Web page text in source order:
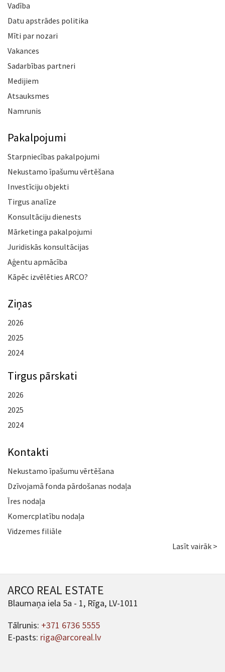
Vadība
Datu apstrādes politika
Mīti par nozari
Vakances
Sadarbības partneri
Medijiem
Atsauksmes
Namrunis
Pakalpojumi
Starpniecības pakalpojumi
Nekustamo īpašumu vērtēšana
Investīciju objekti
Tirgus analīze
Konsultāciju dienests
Mārketinga pakalpojumi
Juridiskās konsultācijas
Aģentu apmācība
Kāpēc izvēlēties ARCO?
Ziņas
2026
2025
2024
Tirgus pārskati
2026
2025
2024
Kontakti
Nekustamo īpašumu vērtēšana
Dzīvojamā fonda pārdošanas nodaļa
Īres nodaļa
Komercplatību nodaļa
Vidzemes filiāle
Lasīt vairāk >
ARCO REAL ESTATE
Blaumaņa iela 5a - 1, Rīga, LV-1011
Tālrunis: +371 6736 5555
E-pasts: riga@arcoreal.lv